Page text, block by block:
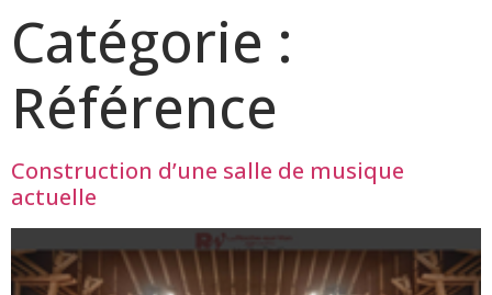
Catégorie :
Référence
Construction d’une salle de musique
actuelle